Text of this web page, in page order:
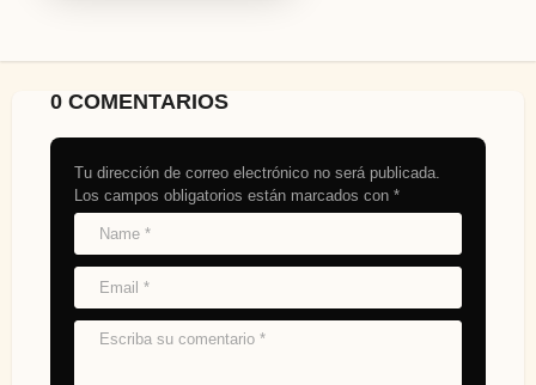
0 COMENTARIOS
Tu dirección de correo electrónico no será publicada.
Los campos obligatorios están marcados con *